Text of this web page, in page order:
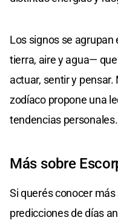
Los signos se
tierra, aire y agua—
actuar, sentir y pensar.
zodíaco propone una
tendencias personales.
Más sobre
Si querés conocer más
predicciones de días